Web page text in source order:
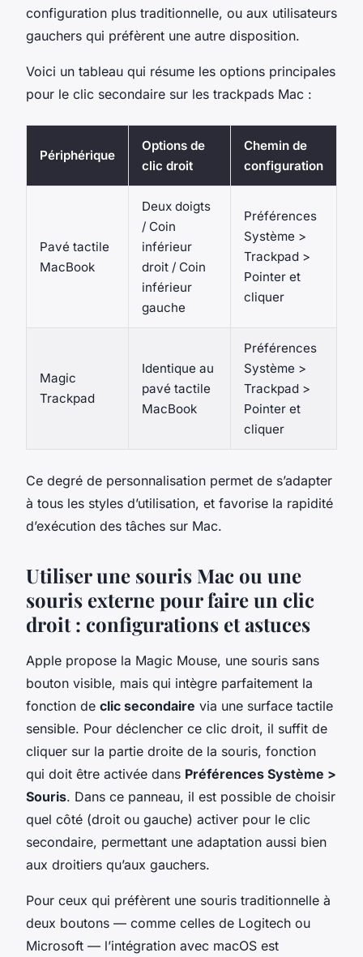
configuration plus traditionnelle, ou aux utilisateurs
gauchers qui préfèrent une autre disposition.
Voici un tableau qui résume les options principales
pour le clic secondaire sur les trackpads Mac :
Périphérique
Options de
clic droit
Chemin de
configuration
Pavé tactile
MacBook
Deux doigts
/ Coin
inférieur
droit / Coin
inférieur
gauche
Préférences
Système >
Trackpad >
Pointer et
cliquer
Magic
Trackpad
Identique au
pavé tactile
MacBook
Préférences
Système >
Trackpad >
Pointer et
cliquer
Ce degré de personnalisation permet de s’adapter
à tous les styles d’utilisation, et favorise la rapidité
d’exécution des tâches sur Mac.
Utiliser une souris Mac ou une
souris externe pour faire un clic
droit : configurations et astuces
Apple propose la Magic Mouse, une souris sans
bouton visible, mais qui intègre parfaitement la
fonction de clic secondaire via une surface tactile
sensible. Pour déclencher ce clic droit, il suffit de
cliquer sur la partie droite de la souris, fonction
qui doit être activée dans Préférences Système >
Souris. Dans ce panneau, il est possible de choisir
quel côté (droit ou gauche) activer pour le clic
secondaire, permettant une adaptation aussi bien
aux droitiers qu’aux gauchers.
Pour ceux qui préfèrent une souris traditionnelle à
deux boutons — comme celles de Logitech ou
Microsoft — l’intégration avec macOS est